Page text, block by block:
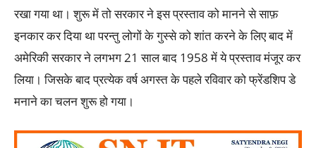
रखा गया था। शुरू में तो सरकार ने इस प्रस्ताव को मानने से साफ़
इनकार कर दिया था परन्तु लोगों के गुस्से को शांत करने के लिए बाद में
अमेरिकी सरकार ने लगभग 21 साल बाद 1958 में ये प्रस्ताव मंजूर कर
लिया। जिसके बाद प्रत्येक वर्ष अगस्त के पहले रविवार को फ्रेंडशिप डे
मनाने का चलन शुरू हो गया।